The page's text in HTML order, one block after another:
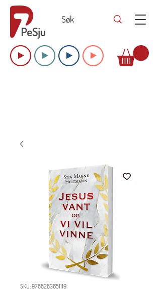
SKU: 9788283651119